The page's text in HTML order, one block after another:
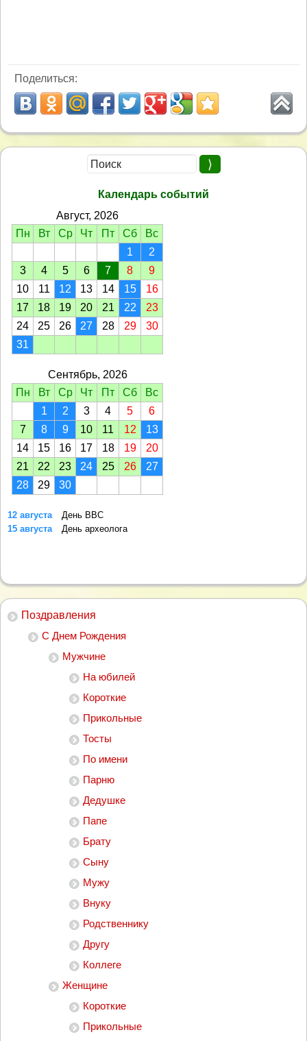
Поздравления
С Днем Рождения
Мужчине
На юбилей
Короткие
Прикольные
Тосты
По имени
Парню
Дедушке
Папе
Брату
Сыну
Мужу
Внуку
Родственнику
Другу
Коллеге
Женщине
Короткие
Прикольные
Поделиться:
Календарь событий
Август, 2026
Пн
Вт Ср Чт Пт Сб
Вс
1
2
3
4 5 6 7 8
9
10
11 12 13 14 15
16
17
18 19 20 21 22
23
24
25 26 27 28 29
30
31
Сентябрь, 2026
Пн
Вт Ср Чт Пт Сб
Вс
1
2 3 4 5
6
7
8 9 10 11 12
13
14
15 16 17 18 19
20
21
22 23 24 25 26
27
28
29 30
12 августа
День ВВС
15 августа
День археолога